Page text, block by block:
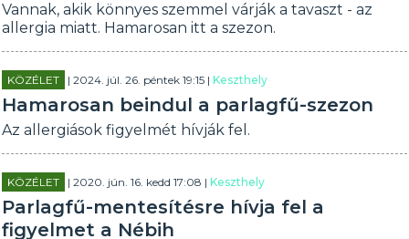
Vannak, akik könnyes szemmel várják a tavaszt - az
allergia miatt. Hamarosan itt a szezon.
KÖZÉLET | 2024. júl. 26. péntek 19:15 |Keszthely
Hamarosan beindul a parlagfű-szezon
Az allergiások figyelmét hívják fel.
KÖZÉLET | 2020. jún. 16. kedd 17:08 |Keszthely
Parlagfű-mentesítésre hívja fel a
figyelmet a Nébih